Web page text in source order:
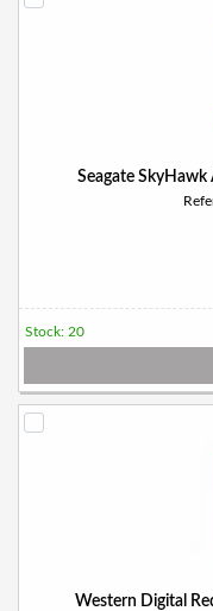
Seagate
Stock: 20
Western Digital